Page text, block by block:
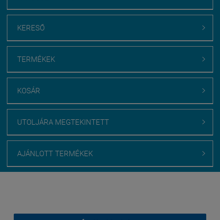
KERESŐ 
TERMÉKEK 
KOSÁR 
UTOLJÁRA MEGTEKINTETT 
AJÁNLOTT TERMÉKEK 